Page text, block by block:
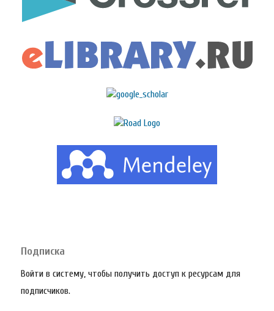
Подписка
Войти в систему, чтобы получить доступ к ресурсам для
подписчиков.